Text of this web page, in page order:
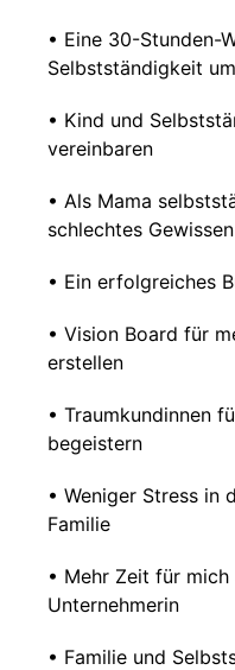
• Eine 30-Stunden-
Selbstständigkeit
• Kind und
vereinbaren
• Als Mama
schlechtes Gewissen
• Ein erfolgreiches
• Vision Board für
erstellen
• Traumkundinnen
begeistern
• Weniger Stress in
Familie
• Mehr Zeit für
Unternehmerin
• Familie und